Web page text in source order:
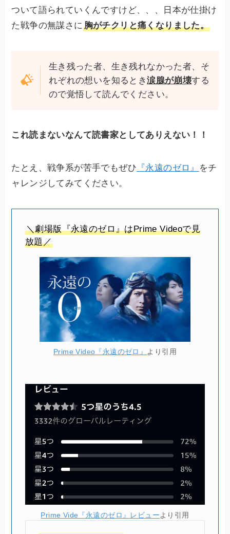
ついて語られていくんですけど、、、日本が仕掛け
た戦争の無謀さに 胸がチクリと痛くなりました。
生き残った者、生き残れなかった者、そ
れぞれの想いを知るとき涙腺が崩壊する
ので覚悟して読んでください。
これ読まないなんて読書家としてありえない！！
たとえ、戦争系が苦手でもぜひ 『永遠のゼロ』
をチ
ャレンジしてみてください。
＼劇場版『永遠のゼロ』はPrime Videoで見
放題／
Prime Video『永遠のゼロ』 より引用
Prime Vide『永遠のゼロ』レビュー より引用